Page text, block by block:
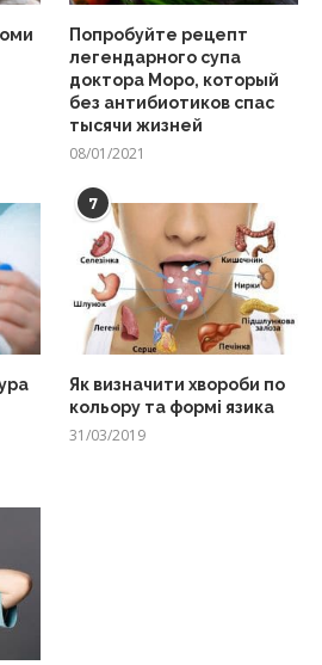
Попробуйте рецепт
легендарного супа
доктора Моро, который
без антибиотиков спас
тысячи жизней
08/01/2021
7
Як визначити хвороби по
кольору та формі язика
31/03/2019